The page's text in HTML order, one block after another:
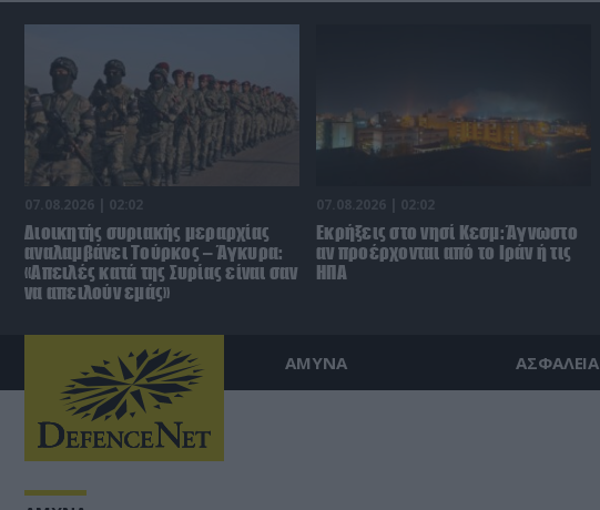
07.08.2026 | 02:02
Διοικητής συριακής μεραρχίας
αναλαμβάνει Τούρκος – Άγκυρα:
«Απειλές κατά της Συρίας είναι σαν
να απειλούν εμάς»
07.08.2026 | 02:02
Εκρήξεις στο νησί Κεσμ: Άγνωστο
αν προέρχονται από το Ιράν ή τις
ΗΠΑ
ΑΜΥΝΑ ΑΣΦΑΛΕΙΑ